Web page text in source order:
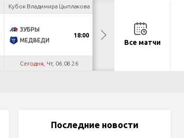
Кубок Владимира Цыплакова
ЗУБРЫ
МЕДВЕДИ
18:00
Сегодня , Чт, 06.08.26
ЯСТРЕБЫ
ПРОГРЕСС
Все матчи
Последние новости